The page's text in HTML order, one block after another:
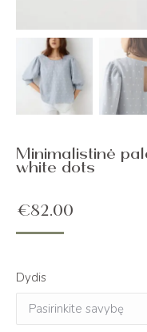
Minimalistinė
white dots
€82.00
Dydis